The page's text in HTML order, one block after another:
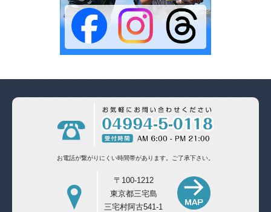
お電話が繋がりにくい時間帯があります。 ご了承下さい。
〒100-1212
東京都三宅島
三宅村阿古541-1